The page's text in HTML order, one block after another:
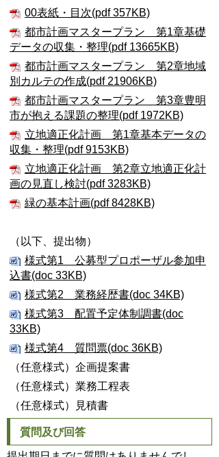
00表紙・目次(pdf 357KB)
都市計画マスタープラン 第1章基礎
データの収集・整理(pdf 13665KB)
都市計画マスタープラン 第2章地域
別カルテの作成(pdf 21906KB)
都市計画マスタープラン 第3章豊明
市が抱える課題の整理(pdf 1972KB)
立地適正化計画 第1章基本データの
収集・整理(pdf 9153KB)
立地適正化計画 第2章立地適正化計
画の見直し検討(pdf 3283KB)
緑の基本計画(pdf 8428KB)
（以下、提出物）
様式第1 公募型プロポーザル参加申
込書(doc 33KB)
様式第2 業務経歴書(doc 34KB)
様式第3 配置予定体制調書(doc
33KB)
様式第4 質問票(doc 36KB)
（任意様式）企画提案書
（任意様式）業務工程表
（任意様式）見積書
質問及び回答